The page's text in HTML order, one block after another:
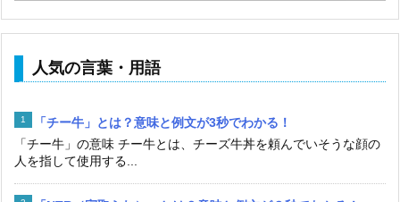
人気の言葉・用語
「チー牛」とは？意味と例文が3秒でわかる！
「チー牛」の意味 チー牛とは、チーズ牛丼を頼んでいそうな顔の
人を指して使用する...